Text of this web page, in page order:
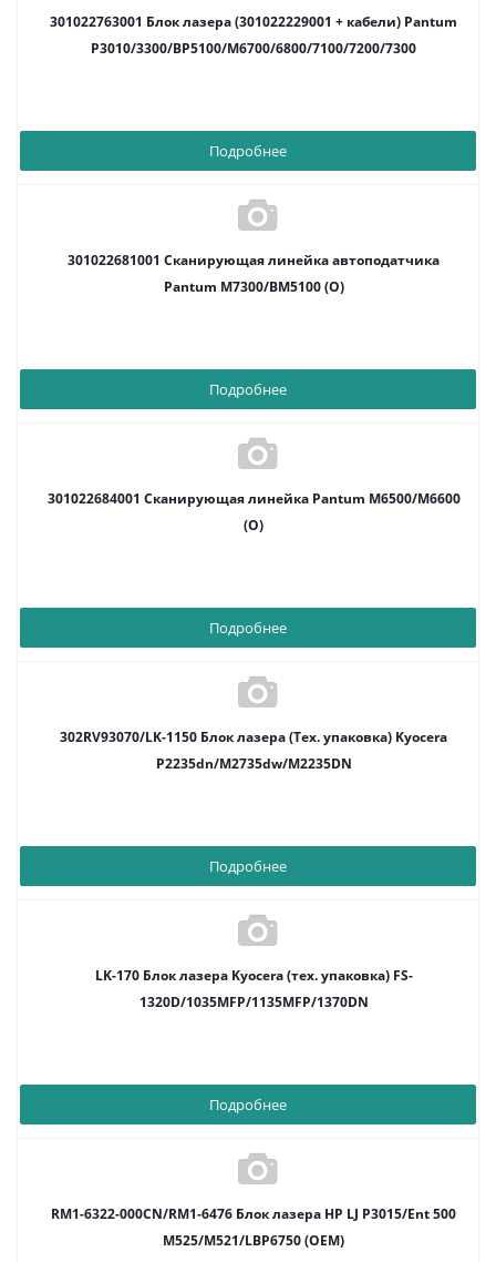
301022763001 Блок лазера (301022229001 + кабели) Pantum
P3010/3300/BP5100/M6700/6800/7100/7200/7300
Подробнее
301022681001 Сканирующая линейка автоподатчика
Pantum M7300/BM5100 (O)
Подробнее
301022684001 Сканирующая линейка Pantum M6500/M6600
(O)
Подробнее
302RV93070/LK-1150 Блок лазера (Тех. упаковка) Kyocera
P2235dn/M2735dw/M2235DN
Подробнее
LK-170 Блок лазера Kyocera (тех. упаковка) FS-
1320D/1035MFP/1135MFP/1370DN
Подробнее
RM1-6322-000CN/RM1-6476 Блок лазера HP LJ P3015/Ent 500
M525/M521/LBP6750 (OEM)